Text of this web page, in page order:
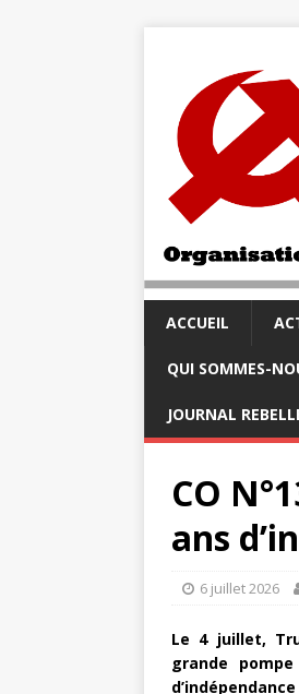
ACCUEIL
QUI SOMMES-
JOURNAL
CO
ans
6 juillet 2026
Le 4 juillet,
grande